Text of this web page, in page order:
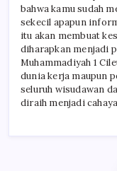
bahwa kamu sudah
sekecil apapun
itu akan membuat
diharapkan menjadi
Muhammadiyah 1
dunia kerja maupun
seluruh wisudawan
diraih menjadi